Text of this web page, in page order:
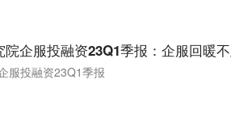
院企服投融资23Q1季报：企服回暖
服投融资23Q1季报